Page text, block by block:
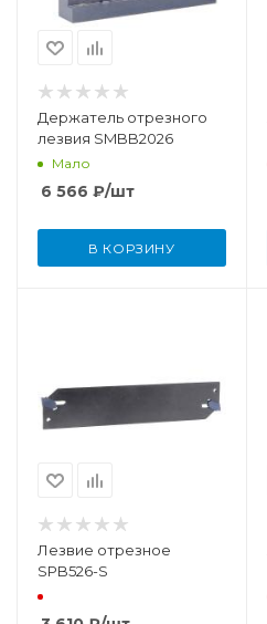
Держатель отрезного
лезвия SMBB2026
Мало
6 566 ₽/шт
В КОРЗИНУ
Лезвие отрезное
SPB526-S